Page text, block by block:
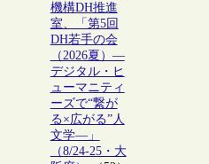
機構DH推進
室、「第5回
DH若手の会
（2026夏）―
デジタル・ヒ
ューマニティ
ーズで“繋が
る×広がる”人
文学―」
（8/24-25・大